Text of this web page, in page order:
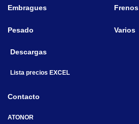
Embragues Frenos
Pesado Varios
Descargas
Lista precios EXCEL
Contacto
ATONOR